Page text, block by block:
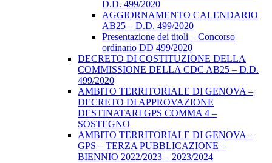
D.D. 499/2020
AGGIORNAMENTO CALENDARIO
AB25 – D.D. 499/2020
Presentazione dei titoli – Concorso
ordinario DD 499/2020
DECRETO DI COSTITUZIONE DELLA
COMMISSIONE DELLA CDC AB25 – D.D.
499/2020
AMBITO TERRITORIALE DI GENOVA –
DECRETO DI APPROVAZIONE
DESTINATARI GPS COMMA 4 –
SOSTEGNO
AMBITO TERRITORIALE DI GENOVA –
GPS – TERZA PUBBLICAZIONE –
BIENNIO 2022/2023 – 2023/2024